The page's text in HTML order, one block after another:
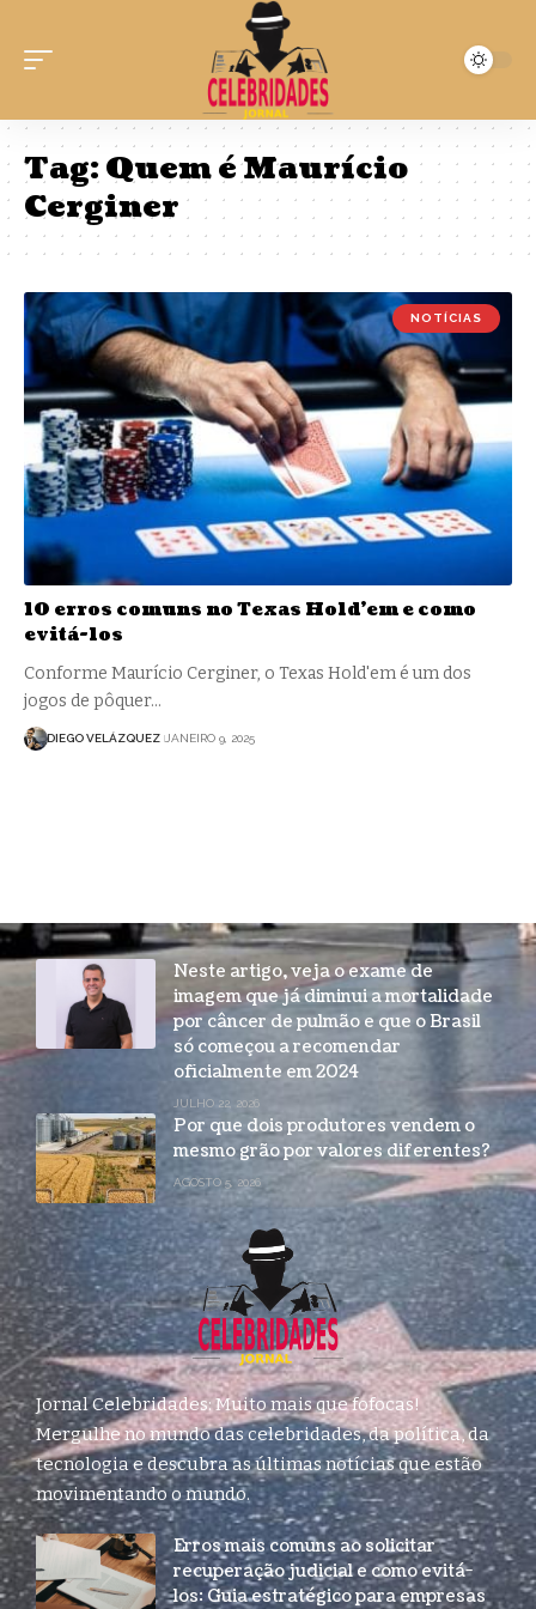
Tag:Quem é Maurício
Cerginer
NOTÍCIAS
10 erros comuns no Texas Hold’em e como
evitá-los
Conforme Maurício Cerginer, o Texas Hold'em é um dos
jogos de pôquer…
DIEGO VELÁZQUEZ JANEIRO 9, 2025
Neste artigo, veja o exame de
imagem que já diminui a mortalidade
por câncer de pulmão e que o Brasil
só começou a recomendar
oficialmente em 2024
JULHO 22, 2026
Por que dois produtores vendem o
mesmo grão por valores diferentes?
AGOSTO 5, 2026
Jornal Celebridades: Muito mais que fofocas!
Mergulhe no mundo das celebridades, da política, da
tecnologia e descubra as últimas notícias que estão
movimentando o mundo.
Erros mais comuns ao solicitar
recuperação judicial e como evitá-
los: Guia estratégico para empresas